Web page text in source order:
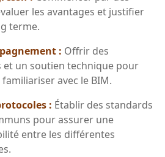
les avantages et justifier
terme.
: Offrir des
un soutien technique pour
avec le BIM.
: Établir des standards
pour assurer une
entre les différentes